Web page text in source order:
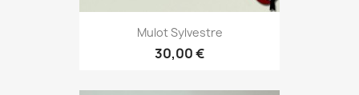
Mulot Sylvestre
30,00 €